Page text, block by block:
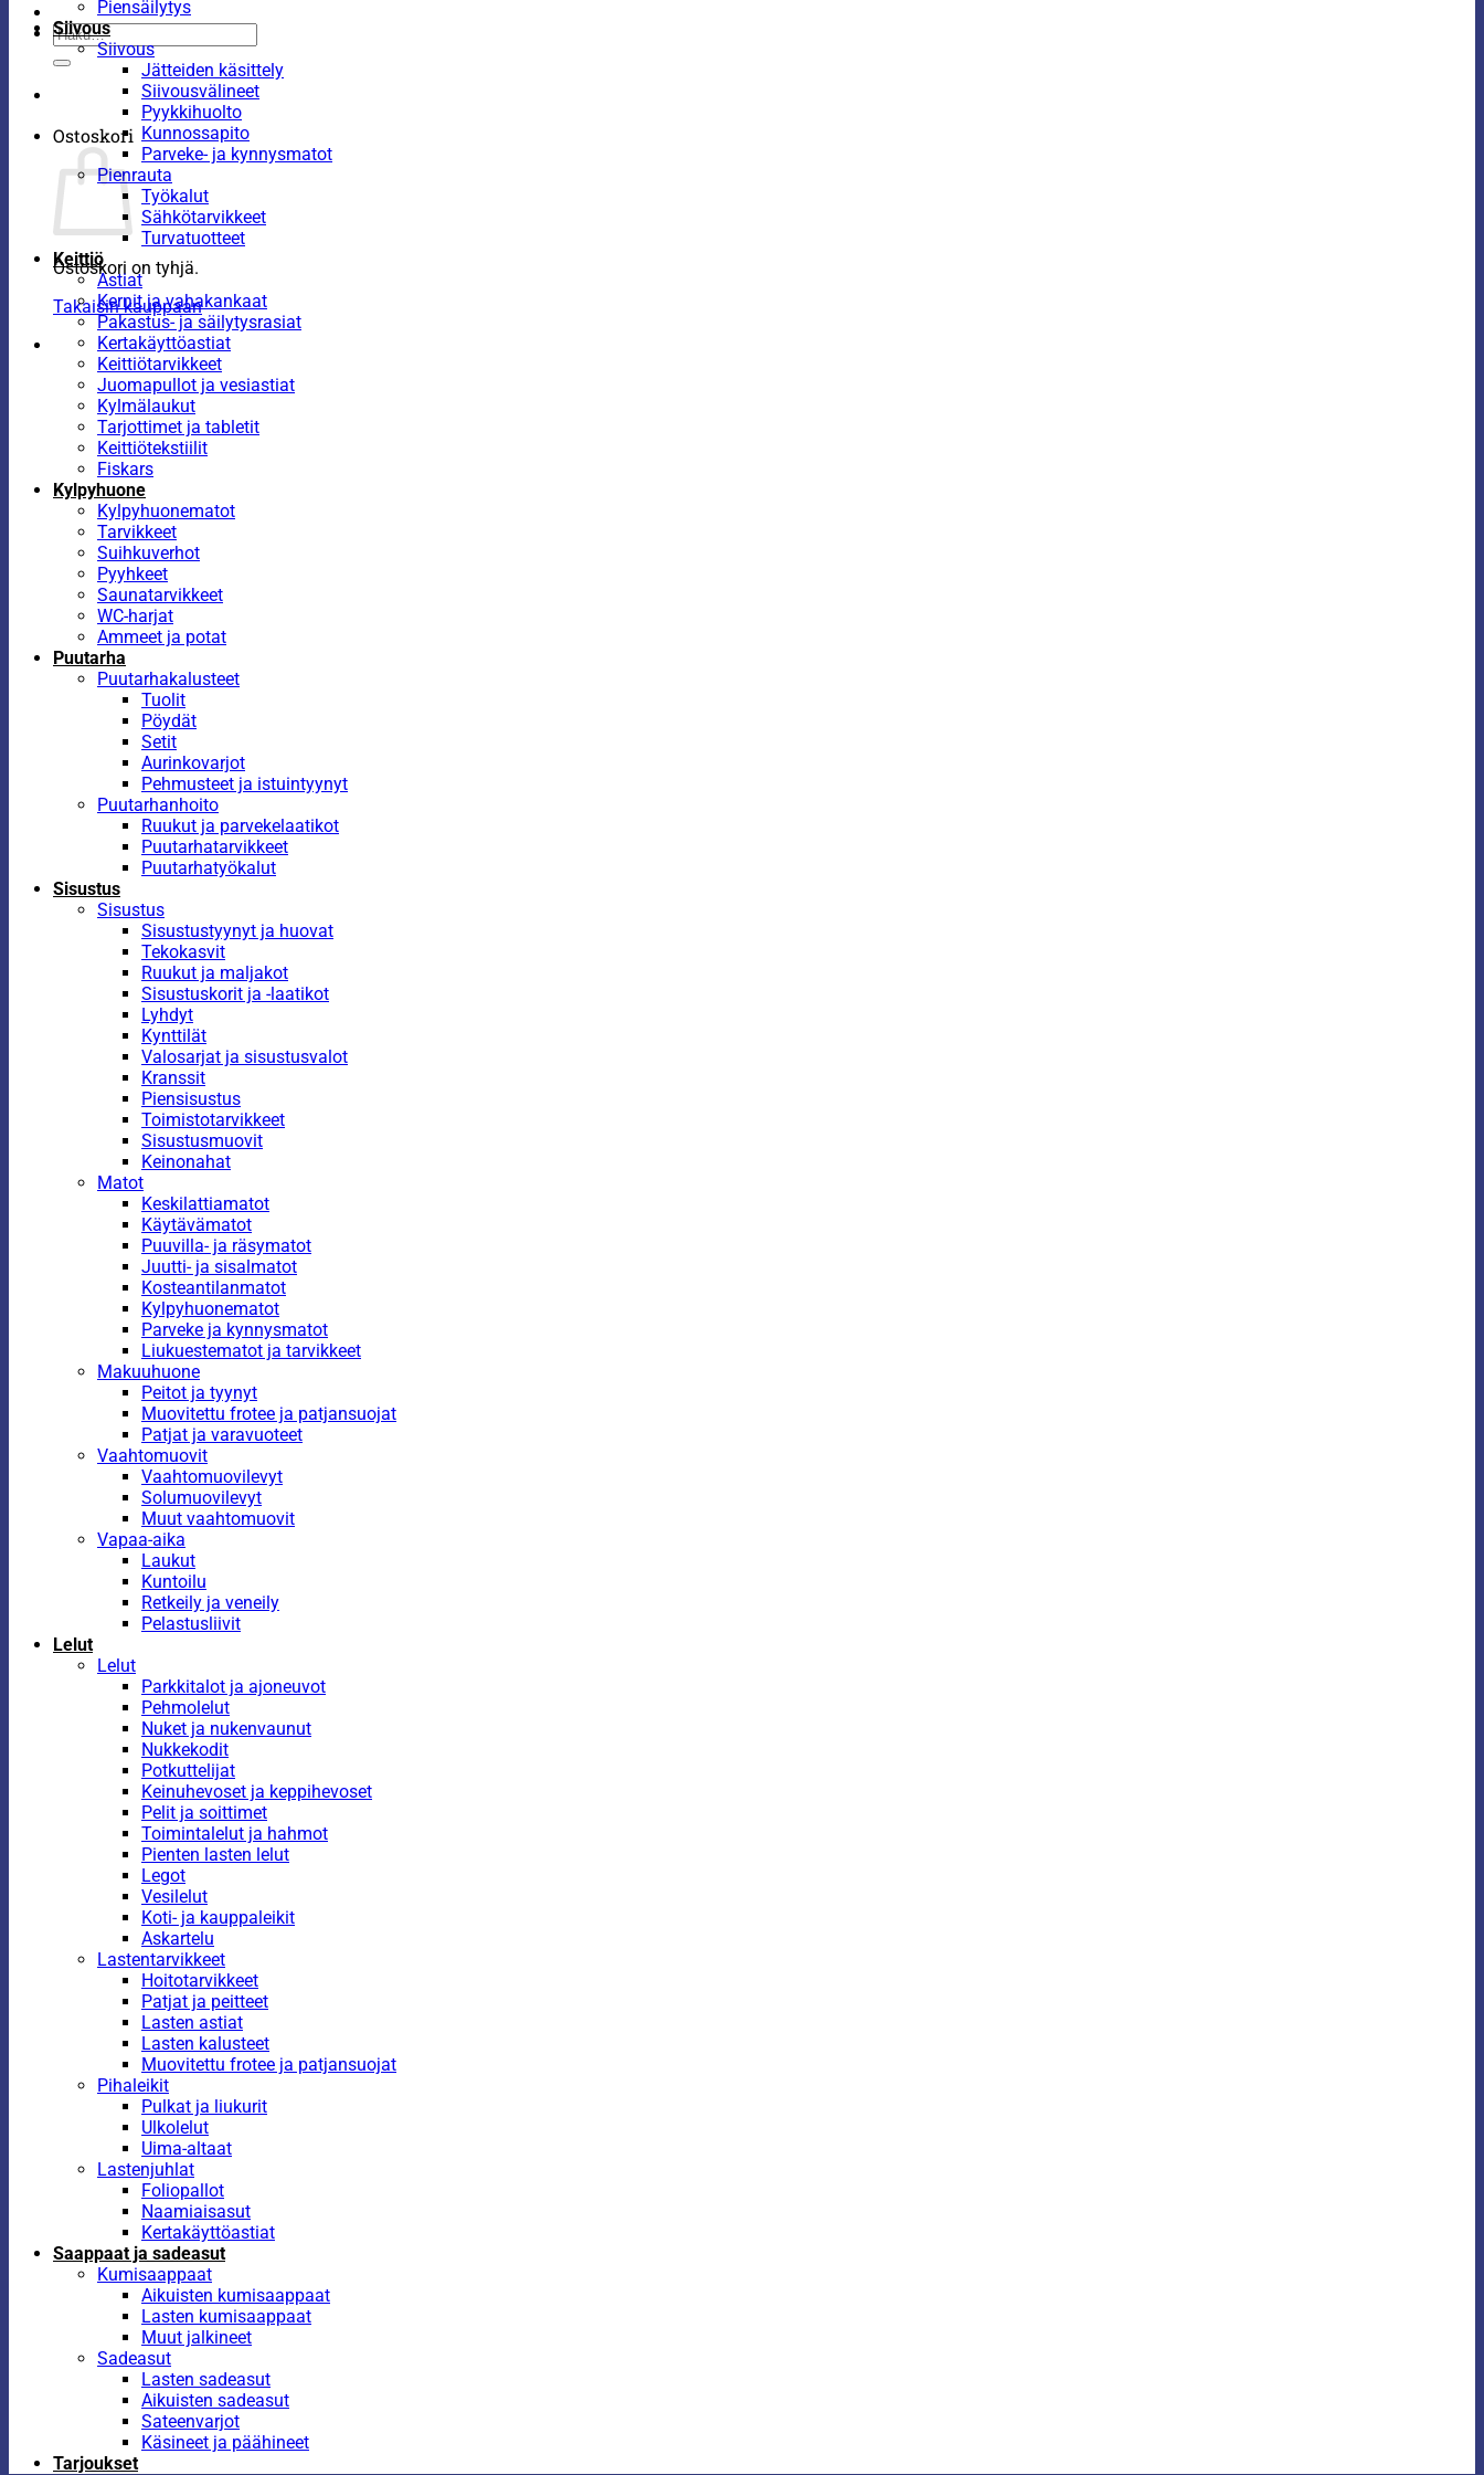
Etsi:
Ostoskori
Ostoskori on tyhjä.
Takaisin kauppaan
Piensäilytys
Siivous
Siivous
Jätteiden käsittely
Siivousvälineet
Pyykkihuolto
Kunnossapito
Parveke- ja kynnysmatot
Pienrauta
Työkalut
Sähkötarvikkeet
Turvatuotteet
Keittiö
Astiat
Kernit ja vahakankaat
Pakastus- ja säilytysrasiat
Kertakäyttöastiat
Keittiötarvikkeet
Juomapullot ja vesiastiat
Kylmälaukut
Tarjottimet ja tabletit
Keittiötekstiilit
Fiskars
Kylpyhuone
Kylpyhuonematot
Tarvikkeet
Suihkuverhot
Pyyhkeet
Saunatarvikkeet
WC-harjat
Ammeet ja potat
Puutarha
Puutarhakalusteet
Tuolit
Pöydät
Setit
Aurinkovarjot
Pehmusteet ja istuintyynyt
Puutarhanhoito
Ruukut ja parvekelaatikot
Puutarhatarvikkeet
Puutarhatyökalut
Sisustus
Sisustus
Sisustustyynyt ja huovat
Tekokasvit
Ruukut ja maljakot
Sisustuskorit ja -laatikot
Lyhdyt
Kynttilät
Valosarjat ja sisustusvalot
Kranssit
Piensisustus
Toimistotarvikkeet
Sisustusmuovit
Keinonahat
Matot
Keskilattiamatot
Käytävämatot
Puuvilla- ja räsymatot
Juutti- ja sisalmatot
Kosteantilanmatot
Kylpyhuonematot
Parveke ja kynnysmatot
Liukuestematot ja tarvikkeet
Makuuhuone
Peitot ja tyynyt
Muovitettu frotee ja patjansuojat
Patjat ja varavuoteet
Vaahtomuovit
Vaahtomuovilevyt
Solumuovilevyt
Muut vaahtomuovit
Vapaa-aika
Laukut
Kuntoilu
Retkeily ja veneily
Pelastusliivit
Lelut
Lelut
Parkkitalot ja ajoneuvot
Pehmolelut
Nuket ja nukenvaunut
Nukkekodit
Potkuttelijat
Keinuhevoset ja keppihevoset
Pelit ja soittimet
Toimintalelut ja hahmot
Pienten lasten lelut
Legot
Vesilelut
Koti- ja kauppaleikit
Askartelu
Lastentarvikkeet
Hoitotarvikkeet
Patjat ja peitteet
Lasten astiat
Lasten kalusteet
Muovitettu frotee ja patjansuojat
Pihaleikit
Pulkat ja liukurit
Ulkolelut
Uima-altaat
Lastenjuhlat
Foliopallot
Naamiaisasut
Kertakäyttöastiat
Saappaat ja sadeasut
Kumisaappaat
Aikuisten kumisaappaat
Lasten kumisaappaat
Muut jalkineet
Sadeasut
Lasten sadeasut
Aikuisten sadeasut
Sateenvarjot
Käsineet ja päähineet
Tarjoukset